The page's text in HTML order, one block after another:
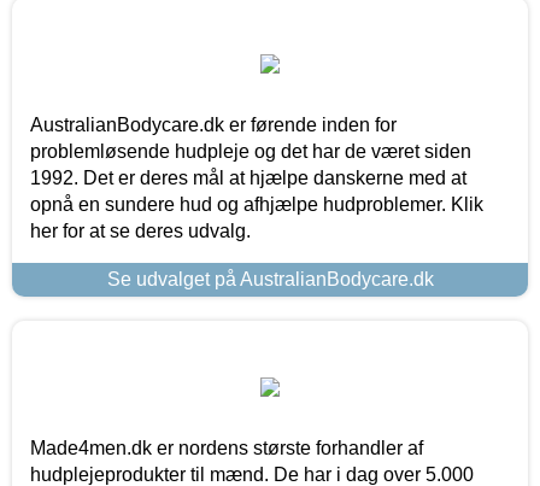
AustralianBodycare.dk er førende inden for
problemløsende hudpleje og det har de været siden
1992. Det er deres mål at hjælpe danskerne med at
opnå en sundere hud og afhjælpe hudproblemer. Klik
her for at se deres udvalg.
Se udvalget på AustralianBodycare.dk
Made4men.dk er nordens største forhandler af
hudplejeprodukter til mænd. De har i dag over 5.000